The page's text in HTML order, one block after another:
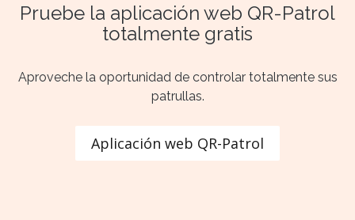
Pruebe la aplicación web QR-Patrol
totalmente gratis
Aproveche la oportunidad de controlar totalmente sus
patrullas.
Aplicación web QR-Patrol